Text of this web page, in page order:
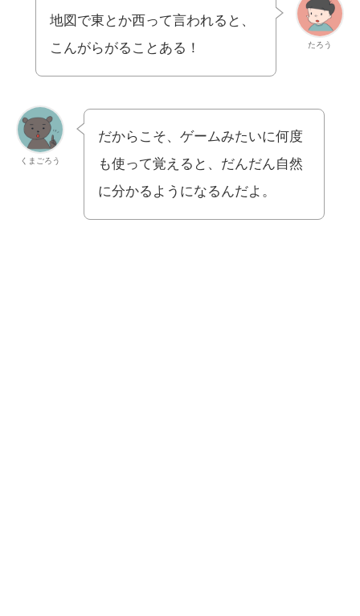
たろう
地図で東とか西って言われると、
こんがらがることある！
くまごろう
だからこそ、ゲームみたいに何度
も使って覚えると、だんだん自然
に分かるようになるんだよ。